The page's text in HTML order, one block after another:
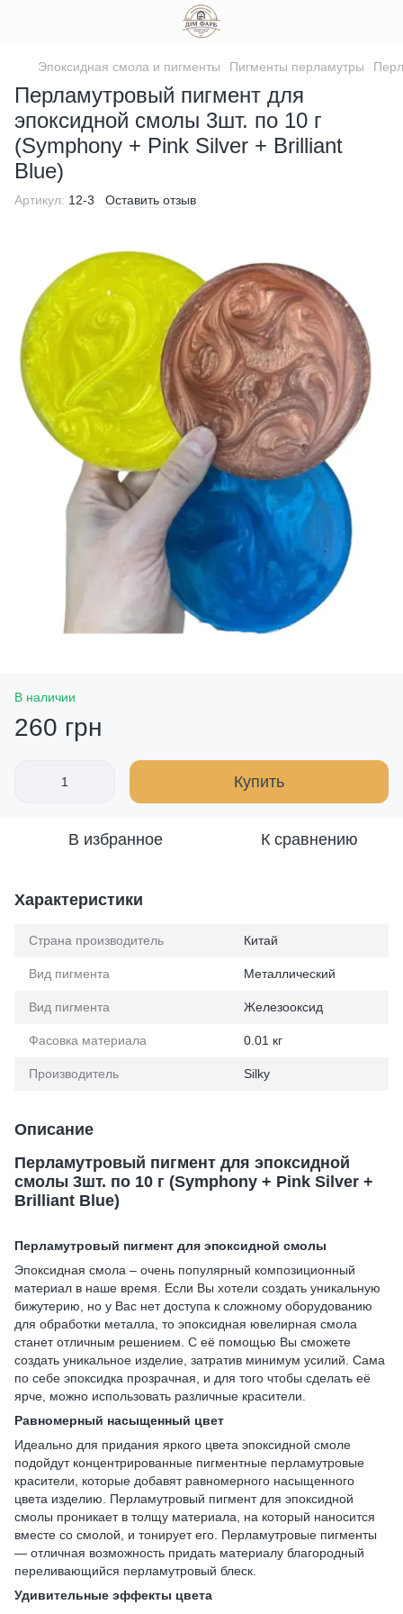
Эпоксидная смола и пигменты Пигменты перламутры
Перламутровый пигмент для
эпоксидной смолы 3шт. по 10 г
(Symphony + Pink Silver + Brilliant
Blue)
Артикул: 12-3 Оставить отзыв
В наличии
260 грн
Купить
В избранное К сравнению
Характеристики
Страна производитель Китай
Вид пигмента Металлический
Вид пигмента Железооксид
Фасовка материала 0.01 кг
Производитель Silky
Описание
Перламутровый пигмент для эпоксидной
смолы 3шт. по 10 г (Symphony + Pink Silver +
Brilliant Blue)
Перламутровый пигмент для эпоксидной смолы
Эпоксидная смола – очень популярный композиционный
материал в наше время. Если Вы хотели создать уникальную
бижутерию, но у Вас нет доступа к сложному оборудованию
для обработки металла, то эпоксидная ювелирная смола
станет отличным решением. С её помощью Вы сможете
создать уникальное изделие, затратив минимум усилий. Сама
по себе эпоксидка прозрачная, и для того чтобы сделать её
ярче, можно использовать различные красители.
Равномерный насыщенный цвет
Идеально для придания яркого цвета эпоксидной смоле
подойдут концентрированные пигментные перламутровые
красители, которые добавят равномерного насыщенного
цвета изделию. Перламутровый пигмент для эпоксидной
смолы проникает в толщу материала, на который наносится
вместе со смолой, и тонирует его. Перламутровые пигменты
— отличная возможность придать материалу благородный
переливающийся перламутровый блеск.
Удивительные эффекты цвета